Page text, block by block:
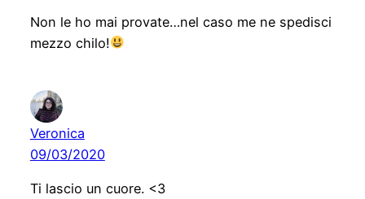
Non le ho mai provate…nel caso me ne spedisci
mezzo chilo!
Veronica
09/03/2020
Ti lascio un cuore. <3